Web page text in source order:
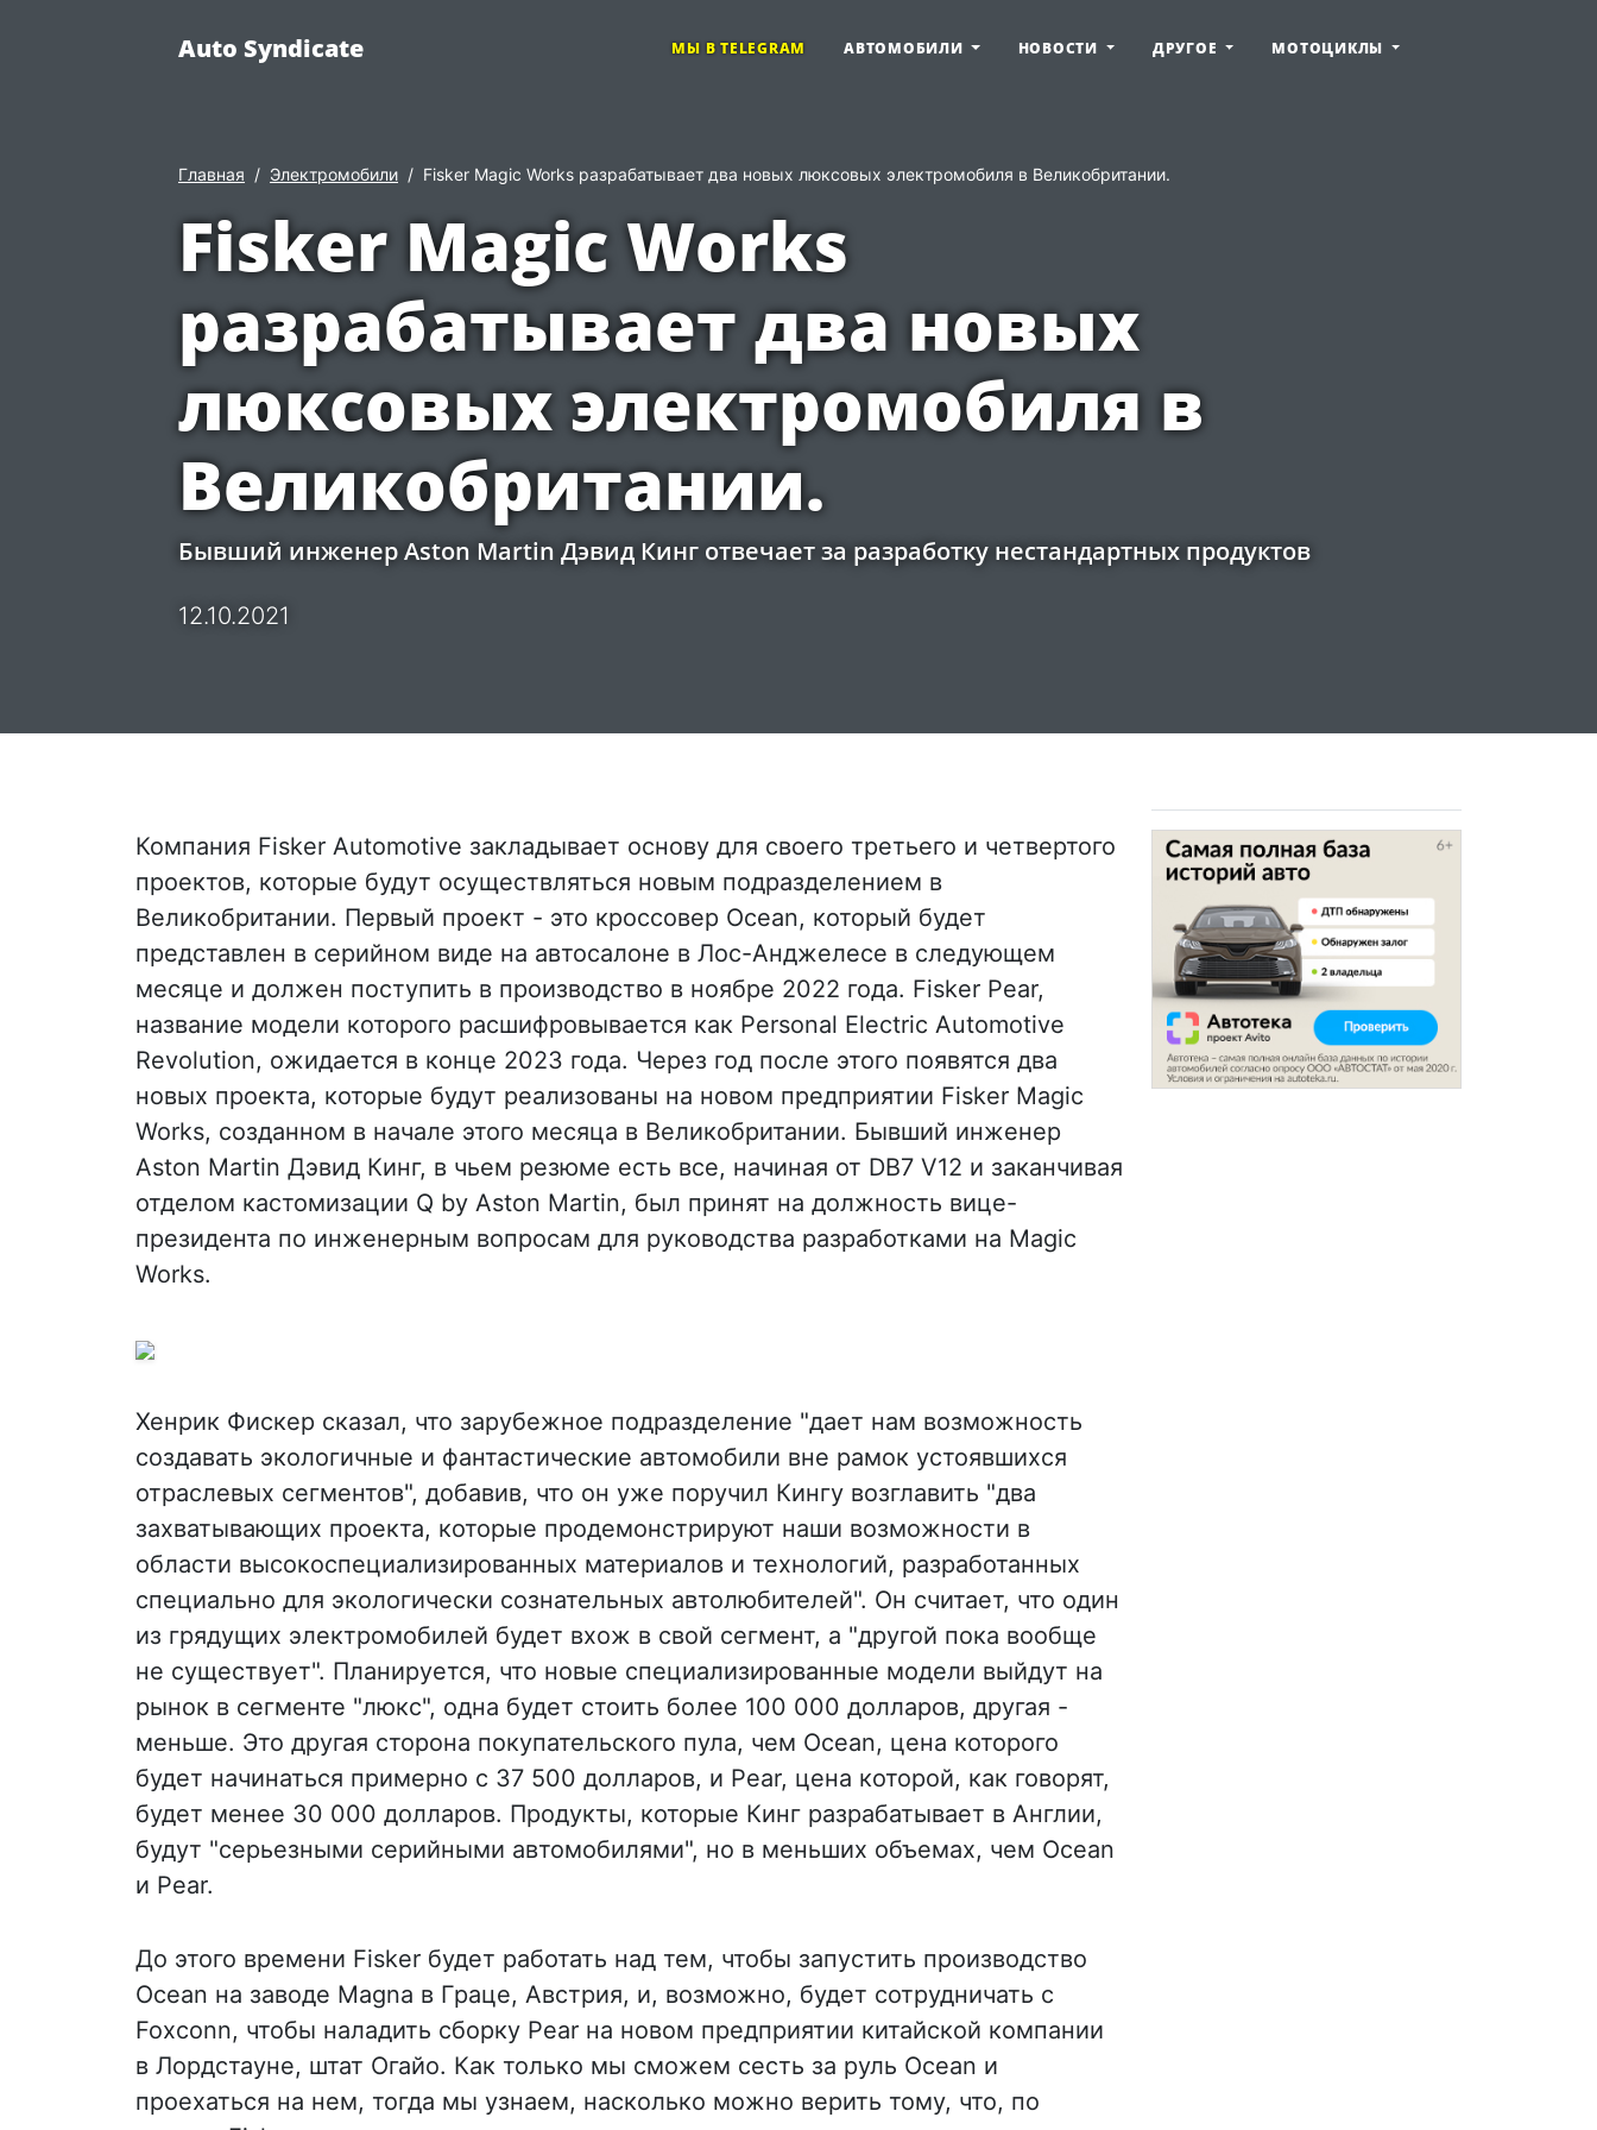
Auto Syndicate МЫ В TELEGRAM АВТОМОБИЛИ НОВОСТИ ДРУГОЕ МОТОЦИКЛЫ
Главная Электромобили Fisker Magic Works разрабатывает два новых люксовых электромобиля в Великобритании.
Fisker Magic Works
разрабатывает два новых
люксовых электромобиля в
Великобритании.
Бывший инженер Aston Martin Дэвид Кинг отвечает за разработку нестандартных продуктов
12.10.2021
Компания Fisker Automotive закладывает основу для своего третьего и четвертого
проектов, которые будут осуществляться новым подразделением в
Великобритании. Первый проект - это кроссовер Ocean, который будет
представлен в серийном виде на автосалоне в Лос-Анджелесе в следующем
месяце и должен поступить в производство в ноябре 2022 года. Fisker Pear,
название модели которого расшифровывается как Personal Electric Automotive
Revolution, ожидается в конце 2023 года. Через год после этого появятся два
новых проекта, которые будут реализованы на новом предприятии Fisker Magic
Works, созданном в начале этого месяца в Великобритании. Бывший инженер
Aston Martin Дэвид Кинг, в чьем резюме есть все, начиная от DB7 V12 и заканчивая
отделом кастомизации Q by Aston Martin, был принят на должность вице-
президента по инженерным вопросам для руководства разработками на Magic
Works.
Хенрик Фискер сказал, что зарубежное подразделение "дает нам возможность
создавать экологичные и фантастические автомобили вне рамок устоявшихся
отраслевых сегментов", добавив, что он уже поручил Кингу возглавить "два
захватывающих проекта, которые продемонстрируют наши возможности в
области высокоспециализированных материалов и технологий, разработанных
специально для экологически сознательных автолюбителей". Он считает, что один
из грядущих электромобилей будет вхож в свой сегмент, а "другой пока вообще
не существует". Планируется, что новые специализированные модели выйдут на
рынок в сегменте "люкс", одна будет стоить более 100 000 долларов, другая -
меньше. Это другая сторона покупательского пула, чем Ocean, цена которого
будет начинаться примерно с 37 500 долларов, и Pear, цена которой, как говорят,
будет менее 30 000 долларов. Продукты, которые Кинг разрабатывает в Англии,
будут "серьезными серийными автомобилями", но в меньших объемах, чем Ocean
и Pear.
До этого времени Fisker будет работать над тем, чтобы запустить производство
Ocean на заводе Magna в Граце, Австрия, и, возможно, будет сотрудничать с
Foxconn, чтобы наладить сборку Pear на новом предприятии китайской компании
в Лордстауне, штат Огайо. Как только мы сможем сесть за руль Ocean и
проехаться на нем, тогда мы узнаем, насколько можно верить тому, что, по